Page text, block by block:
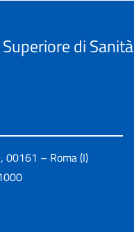
di Sanità
00161 – Roma (I)